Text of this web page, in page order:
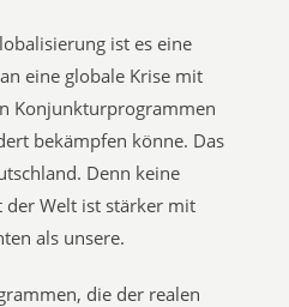
ist es eine
eine globale Krise mit
Konjunkturprogrammen
bekämpfen könne. Das
Denn keine
der Welt ist stärker mit
als unsere.
die der realen